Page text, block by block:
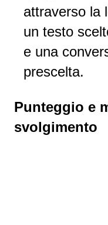
attraverso la
un testo
e una
prescelta.
Punteggio e
svolgimento